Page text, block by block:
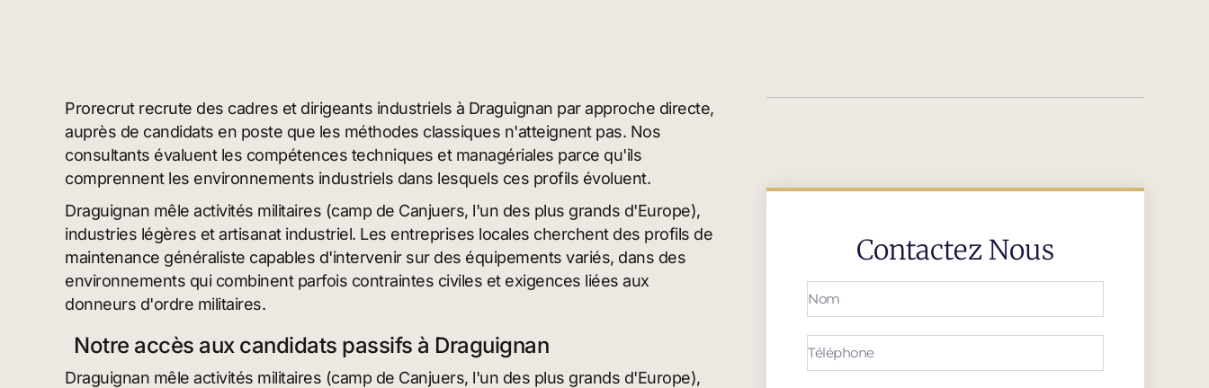
Prorecrut recrute des cadres et dirigeants industriels à Draguignan par approche directe,
auprès de candidats en poste que les méthodes classiques n'atteignent pas. Nos
consultants évaluent les compétences techniques et managériales parce qu'ils
comprennent les environnements industriels dans lesquels ces profils évoluent.
Draguignan mêle activités militaires (camp de Canjuers, l'un des plus grands d'Europe),
industries légères et artisanat industriel. Les entreprises locales cherchent des profils de
maintenance généraliste capables d'intervenir sur des équipements variés, dans des
environnements qui combinent parfois contraintes civiles et exigences liées aux
donneurs d'ordre militaires.
Notre accès aux candidats passifs à Draguignan
Draguignan mêle activités militaires (camp de Canjuers, l'un des plus grands d'Europe),
Contactez Nous